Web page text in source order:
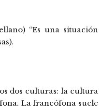
“Es una situación
dos culturas: la cultura
La francófona suele